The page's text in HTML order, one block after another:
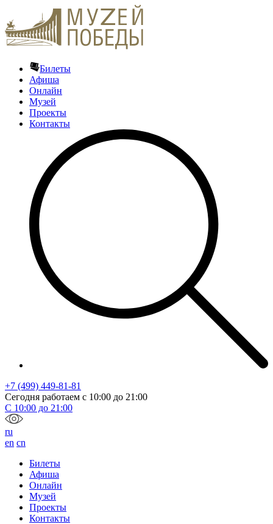
Билеты
Афиша
Онлайн
Музей
Проекты
Контакты
+7 (499) 449-81-81
Сегодня работаем с 10:00 до 21:00
С 10:00 до 21:00
ru
en cn
Билеты
Афиша
Онлайн
Музей
Проекты
Контакты